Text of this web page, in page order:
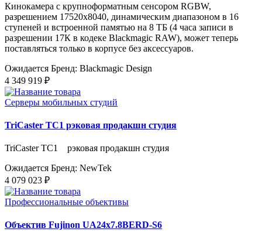
Кинокамера с крупноформатным сенсором RGBW,
разрешением 17520x8040, динамическим диапазоном в 16
ступеней и встроенной памятью на 8 ТБ (4 часа записи в
разрешении 17К в кодеке Blackmagic RAW), может теперь
поставляться только в корпусе без аксессуаров.
Ожидается Бренд: Blackmagic Design
4 349 919 ₽
Серверы мобильных студий
TriCaster TC1 рэковая продакшн студия
TriCaster TC1 рэковая продакшн студия
Ожидается Бренд: NewTek
4 079 023 ₽
Профессиональные объективы
Объектив Fujinon UA24x7.8BERD-S6